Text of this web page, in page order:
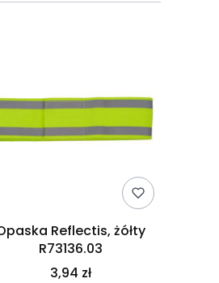
Reflectis, żółty
R73136.03
3,94 zł